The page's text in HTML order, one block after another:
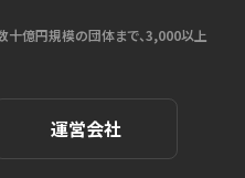
十億円規模の団体まで、3,000以上
運営会社